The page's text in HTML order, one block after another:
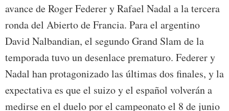
avance de Roger Federer y Rafael Nadal a la tercera
ronda del Abierto de Francia. Para el argentino
David Nalbandian, el segundo Grand Slam de la
temporada tuvo un desenlace prematuro. Federer y
Nadal han protagonizado las últimas dos finales, y la
expectativa es que el suizo y el español volverán a
medirse en el duelo por el campeonato el 8 de junio